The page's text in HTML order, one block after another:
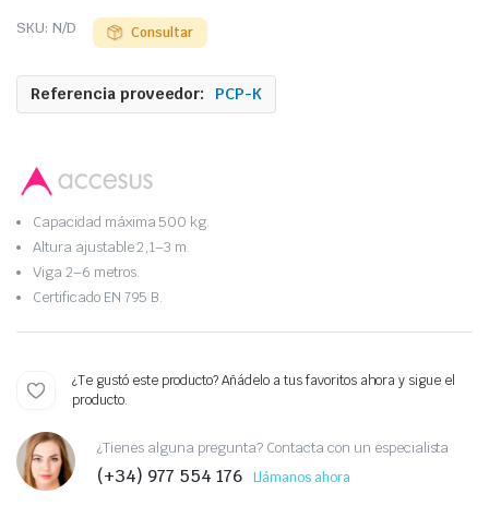
SKU: N/D Consultar
Referencia proveedor: PCP-K
Capacidad máxima 500 kg.
Altura ajustable 2,1–3 m.
Viga 2–6 metros.
Certificado EN 795 B.
¿Te gustó este producto? Añádelo a tus favoritos ahora y sigue el
producto.
¿Tienes alguna pregunta? Contacta con un especialista
(+34) 977 554 176 Llámanos ahora